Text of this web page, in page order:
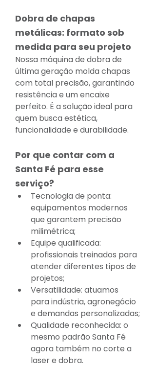
Dobra de chapas
metálicas: formato sob
medida para seu projeto
Nossa máquina de dobra de
última geração molda chapas
com total precisão, garantindo
resistência e um encaixe
perfeito. É a solução ideal para
quem busca estética,
funcionalidade e durabilidade.
Por que contar com a
Santa Fé para esse
serviço?
Tecnologia de ponta:
equipamentos modernos
que garantem precisão
milimétrica;
Equipe qualificada:
profissionais treinados para
atender diferentes tipos de
projetos;
Versatilidade: atuamos
para indústria, agronegócio
e demandas personalizadas;
Qualidade reconhecida: o
mesmo padrão Santa Fé
agora também no corte a
laser e dobra.